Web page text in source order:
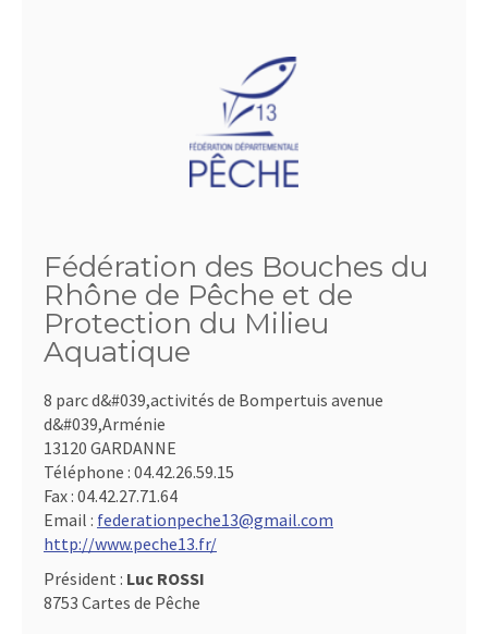
Fédération des Bouches du
Rhône de Pêche et de
Protection du Milieu
Aquatique
8 parc d&#039,activités de Bompertuis avenue
d&#039,Arménie
13120 GARDANNE
Téléphone : 04.42.26.59.15
Fax : 04.42.27.71.64
Email : federationpeche13@gmail.com
http://www.peche13.fr/
Président : Luc ROSSI
8753 Cartes de Pêche